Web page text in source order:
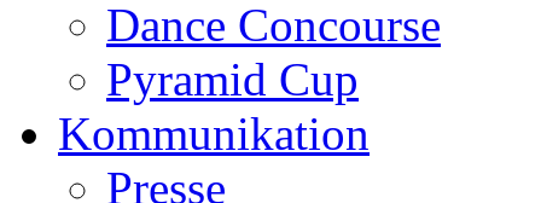
Dance Concourse
Pyramid Cup
Kommunikation
Presse